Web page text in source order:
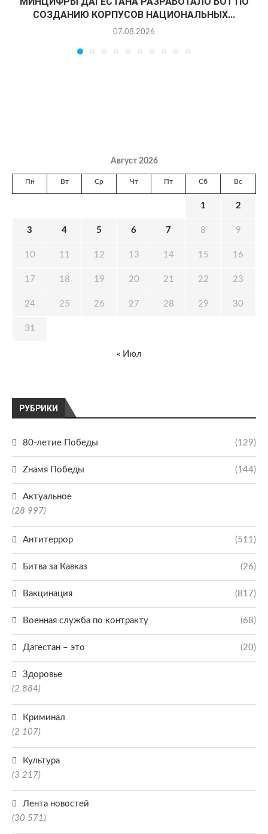
СОЗДАНИЮ КОРПУСОВ НАЦИОНАЛЬНЫХ...
07.08.2026
РУБРИКИ
80-летие Победы (129)
Zнамя Победы (144)
Актуальное
(28 997)
Антитеррор (511)
Битва за Кавказ (26)
Вакцинация (817)
Военная служба по контракту (68)
Дагестан – это (20)
Здоровье
(2 884)
Криминал
(2 107)
Культура
(3 217)
Лента новостей
(30 571)
Август 2026
Пн Вт Ср Чт Пт Сб Вс
1 2
3 4 5 6 7 8 9
10 11 12 13 14 15 16
17 18 19 20 21 22 23
24 25 26 27 28 29 30
31
« Июл